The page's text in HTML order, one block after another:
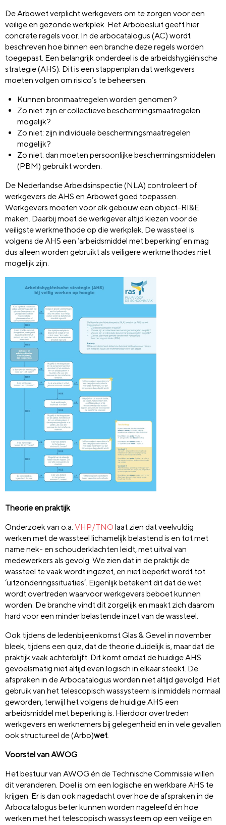
De Arbowet verplicht werkgevers om te zorgen voor een
veilige en gezonde werkplek. Het Arbobesluit geeft hier
concrete regels voor. In de arbocatalogus (AC) wordt
beschreven hoe binnen een branche deze regels worden
toegepast. Een belangrijk onderdeel is de arbeidshygiënische
strategie (AHS). Dit is een stappenplan dat werkgevers
moeten volgen om risico’s te beheersen:
Kunnen bronmaatregelen worden genomen?
Zo niet: zijn er collectieve beschermingsmaatregelen
mogelijk?
Zo niet: zijn individuele beschermingsmaatregelen
mogelijk?
Zo niet: dan moeten persoonlijke beschermingsmiddelen
(PBM) gebruikt worden.
De Nederlandse Arbeidsinspectie (NLA) controleert of
werkgevers de AHS en Arbowet goed toepassen.
Werkgevers moeten voor elk gebouw een object-RI&E
maken. Daarbij moet de werkgever altijd kiezen voor de
veiligste werkmethode op die werkplek. De wassteel is
volgens de AHS een ‘arbeidsmiddel met beperking’ en mag
dus alleen worden gebruikt als veiligere werkmethodes niet
mogelijk zijn.
Theorie en praktijk
Onderzoek van o.a. VHP/TNO laat zien dat veelvuldig
werken met de wassteel lichamelijk belastend is en tot met
name nek- en schouderklachten leidt, met uitval van
medewerkers als gevolg. We zien dat in de praktijk de
wassteel te vaak wordt ingezet, en niet beperkt wordt tot
‘uitzonderingssituaties’. Eigenlijk betekent dit dat de wet
wordt overtreden waarvoor werkgevers beboet kunnen
worden. De branche vindt dit zorgelijk en maakt zich daarom
hard voor een minder belastende inzet van de wassteel.
Ook tijdens de ledenbijeenkomst Glas & Gevel in november
bleek, tijdens een quiz, dat de theorie duidelijk is, maar dat de
praktijk vaak achterblijft. Dit komt omdat de huidige AHS
gevoelsmatig niet altijd even logisch in elkaar steekt. De
afspraken in de Arbocatalogus worden niet altijd gevolgd. Het
gebruik van het telescopisch wassysteem is inmiddels normaal
geworden, terwijl het volgens de huidige AHS een
arbeidsmiddel met beperking is. Hierdoor overtreden
werkgevers en werknemers bij gelegenheid en in vele gevallen
ook structureel de (Arbo)wet.
Voorstel van AWOG
Het bestuur van AWOG én de Technische Commissie willen
dit veranderen. Doel is om een logische en werkbare AHS te
krijgen. Er is dan ook nagedacht over hoe de afspraken in de
Arbocatalogus beter kunnen worden nageleefd én hoe
werken met het telescopisch wassysteem op een veilige en